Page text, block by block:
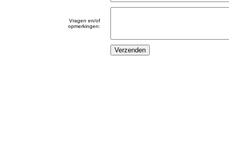
Vragen en/of
opmerkingen: